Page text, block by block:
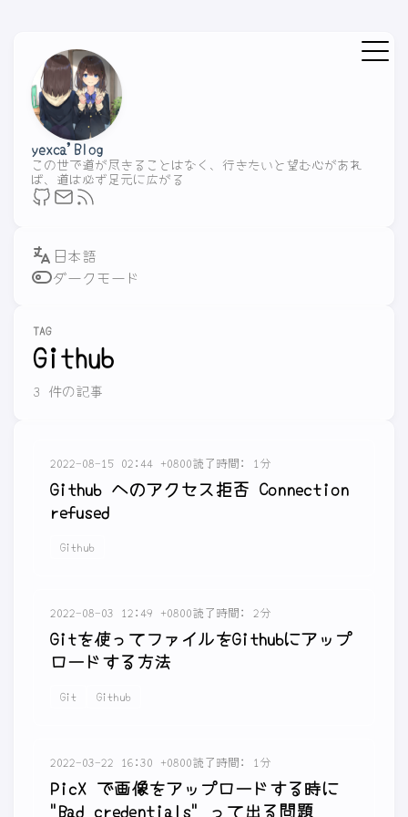
yexca'Blog
この世で道が尽きることはなく、行きたいと望む心があれ
ば、道は必ず足元に広がる
ダークモード
TAG
Github
3 件の記事
2022-08-15 02:44 +0800読了時間: 1分
Github へのアクセス拒否 Connection
refused
Github
2022-08-03 12:49 +0800読了時間: 2分
Gitを使ってファイルをGithubにアップ
ロードする方法
Git Github
2022-03-22 16:30 +0800読了時間: 1分
PicX で画像をアップロードする時に
"Bad credentials" って出る問題